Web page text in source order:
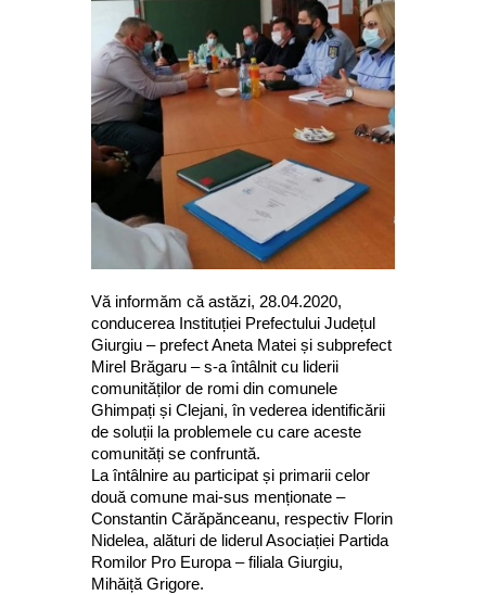
Vă informăm că astăzi, 28.04.2020,
conducerea Instituției Prefectului Județul
Giurgiu – prefect Aneta Matei și subprefect
Mirel Brăgaru – s-a întâlnit cu liderii
comunităților de romi din comunele
Ghimpați și Clejani, în vederea identificării
de soluții la problemele cu care aceste
comunități se confruntă.
La întâlnire au participat și primarii celor
două comune mai-sus menționate –
Constantin Cărăpănceanu, respectiv Florin
Nidelea, alături de liderul Asociației Partida
Romilor Pro Europa – filiala Giurgiu,
Mihăiță Grigore.